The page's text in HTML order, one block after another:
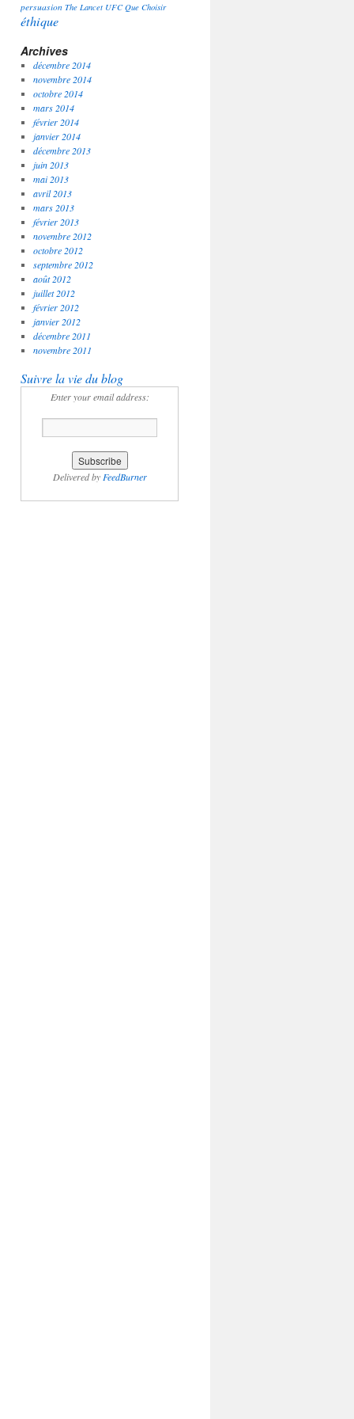
persuasion The Lancet UFC Que Choisir
éthique
Archives
décembre 2014
novembre 2014
octobre 2014
mars 2014
février 2014
janvier 2014
décembre 2013
juin 2013
mai 2013
avril 2013
mars 2013
février 2013
novembre 2012
octobre 2012
septembre 2012
août 2012
juillet 2012
février 2012
janvier 2012
décembre 2011
novembre 2011
Suivre la vie du blog
Enter your email address:
Delivered by FeedBurner